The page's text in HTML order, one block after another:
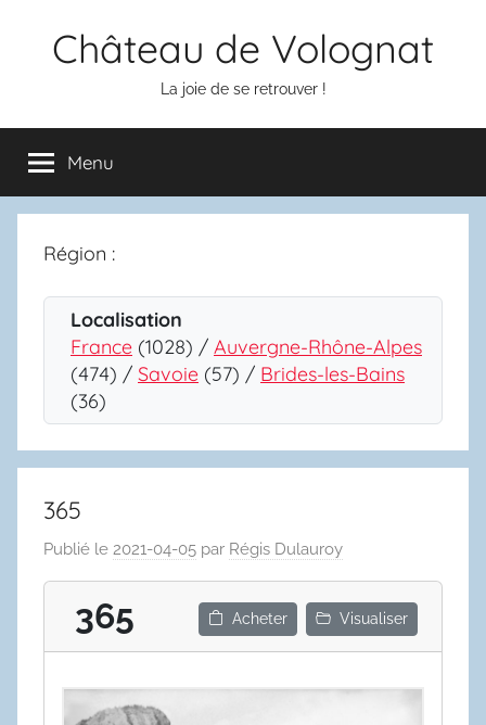
Château de Volognat
La joie de se retrouver !
Menu
Région :
Localisation
France (1028) / Auvergne-Rhône-Alpes
(474) / Savoie (57) / Brides-les-Bains
(36)
365
Publié le 2021-04-05 par Régis Dulauroy
365 Acheter Visualiser